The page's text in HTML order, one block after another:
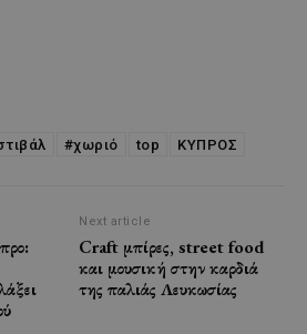
#χωριό top ΚΥΠΡΟΣ
Next article
Craft μπίρες, street food
και μουσική στην καρδιά
της παλιάς Λευκωσίας